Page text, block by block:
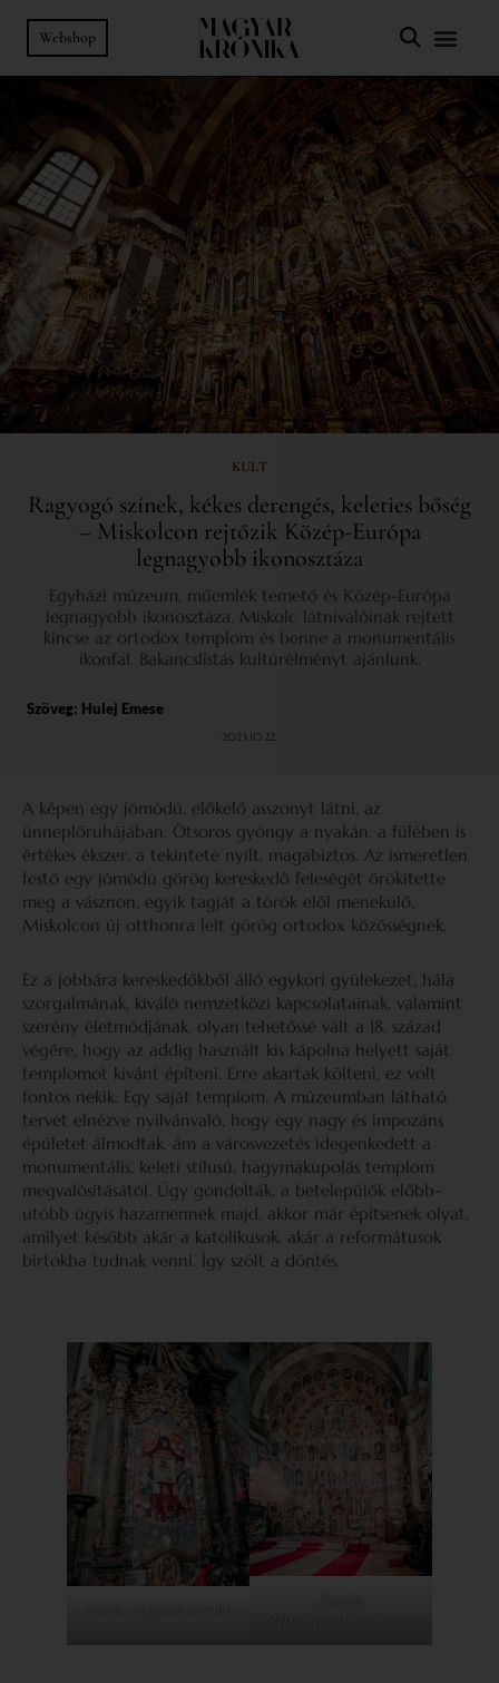
Webshop
KULT
Ragyogó színek, kékes derengés, keleties bőség
– Miskolcon rejtőzik Közép-Európa
legnagyobb ikonosztáza
Egyházi múzeum, műemlék temető és Közép-Európa
legnagyobb ikonosztáza. Miskolc látnivalóinak rejtett
kincse az ortodox templom és benne a monumentális
ikonfal. Bakancslistás kultúrélményt ajánlunk.
Szöveg: Hulej Emese
2023.10.22.
A képen egy jómódú, előkelő asszonyt látni, az
ünneplőruhájában. Ötsoros gyöngy a nyakán, a fülében is
értékes ékszer, a tekintete nyílt, magabiztos. Az ismeretlen
festő egy jómódú görög kereskedő feleségét örökítette
meg a vásznon, egyik tagját a török elől menekülő,
Miskolcon új otthonra lelt görög ortodox közösségnek.
Ez a jobbára kereskedőkből álló egykori gyülekezet, hála
szorgalmának, kiváló nemzetközi kapcsolatainak, valamint
szerény életmódjának, olyan tehetőssé vált a 18. század
végére, hogy az addig használt kis kápolna helyett saját
templomot kívánt építeni. Erre akartak költeni, ez volt
fontos nekik. Egy saját templom. A múzeumban látható
tervet elnézve nyilvánvaló, hogy egy nagy és impozáns
épületet álmodtak, ám a városvezetés idegenkedett a
monumentális, keleti stílusú, hagymakupolás templom
megvalósításától. Úgy gondolták, a betelepülők előbb-
utóbb úgyis hazamennek majd, akkor már építsenek olyat,
amilyet később akár a katolikusok, akár a reformátusok
birtokba tudnak venni. Így szólt a döntés.